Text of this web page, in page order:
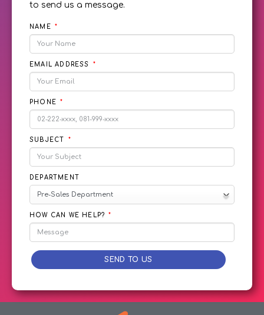
to send us a message.
NAME
EMAIL ADDRESS
PHONE
SUBJECT
DEPARTMENT
HOW CAN WE HELP?
SEND TO US